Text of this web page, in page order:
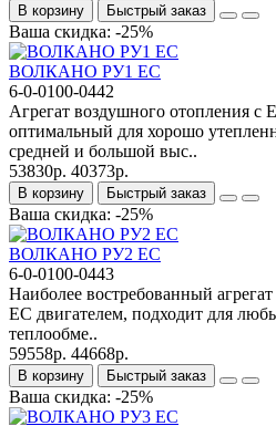
В корзину Быстрый заказ
Ваша скидка: -25%
ВОЛКАНО РУ1 EC
6-0-0100-0442
Агрегат воздушного отопления с
оптимальный для хорошо
средней и большой выс..
53830р. 40373р.
В корзину Быстрый заказ
Ваша скидка: -25%
ВОЛКАНО РУ2 EC
6-0-0100-0443
Наиболее востребованный
ЕС двигателем, подходит для
теплообме..
59558р. 44668р.
В корзину Быстрый заказ
Ваша скидка: -25%